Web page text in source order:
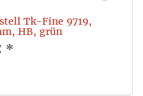
Tk-Fine 9719,
HB, grün
*